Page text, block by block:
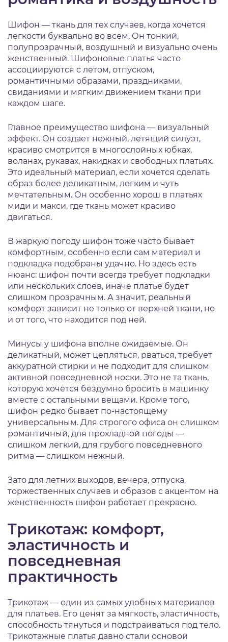
Шифон — ткань для тех случаев, когда хочется
легкости буквально во всем. Он тонкий,
полупрозрачный, воздушный и визуально очень
женственный. Шифоновые платья часто
ассоциируются с летом, отпуском,
романтичными образами, праздниками,
свиданиями и мягким движением ткани при
каждом шаге.
Главное преимущество шифона — визуальный
эффект. Он создает нежный, летящий силуэт,
красиво смотрится в многослойных юбках,
воланах, рукавах, накидках и свободных платьях.
Это идеальный материал, если хочется сделать
образ более деликатным, легким и чуть
мечтательным. Он особенно хорош в платьях
миди и макси, где ткань может красиво
двигаться.
В жаркую погоду шифон тоже часто бывает
комфортным, особенно если сам материал и
подкладка подобраны удачно. Но здесь есть
нюанс: шифон почти всегда требует подкладки
или нескольких слоев, иначе платье будет
слишком прозрачным. А значит, реальный
комфорт зависит не только от верхней ткани, но
и от того, что находится под ней.
Минусы у шифона вполне ожидаемые. Он
деликатный, может цепляться, рваться, требует
аккуратной стирки и не подходит для слишком
активной повседневной носки. Это не та ткань,
которую хочется бездумно бросить в машинку
вместе с остальными вещами. Кроме того,
шифон редко бывает по-настоящему
универсальным. Для строгого офиса он слишком
романтичный, для прохладной погоды —
слишком легкий, для грубого повседневного
ритма — слишком нежный.
Зато для летних выходов, вечера, отпуска,
торжественных случаев и образов с акцентом на
женственность шифон работает прекрасно.
Трикотаж: комфорт,
эластичность и
повседневная
практичность
Трикотаж — один из самых удобных материалов
для платьев. Его ценят за мягкость, эластичность,
способность тянуться и подстраиваться под тело.
Трикотажные платья давно стали основой